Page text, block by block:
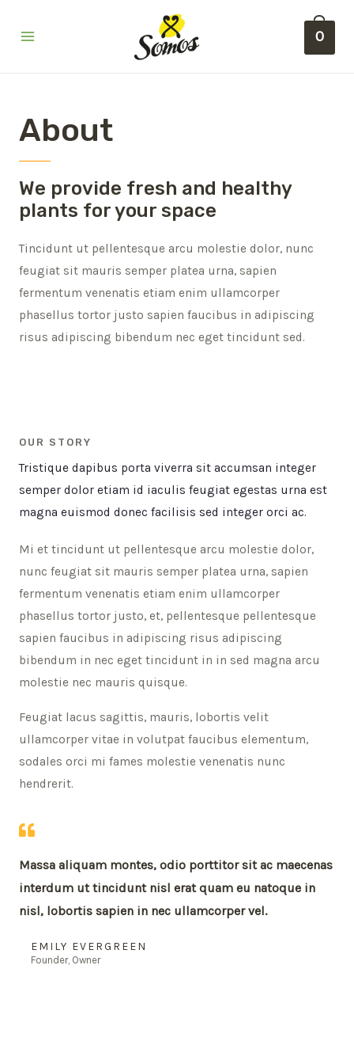
0
About
We provide fresh and healthy
plants for your space
Tincidunt ut pellentesque arcu molestie dolor, nunc
feugiat sit mauris semper platea urna, sapien
fermentum venenatis etiam enim ullamcorper
phasellus tortor justo sapien faucibus in adipiscing
risus adipiscing bibendum nec eget tincidunt sed.
OUR STORY
Tristique dapibus porta viverra sit accumsan integer
semper dolor etiam id iaculis feugiat egestas urna est
magna euismod donec facilisis sed integer orci ac.
Mi et tincidunt ut pellentesque arcu molestie dolor,
nunc feugiat sit mauris semper platea urna, sapien
fermentum venenatis etiam enim ullamcorper
phasellus tortor justo, et, pellentesque pellentesque
sapien faucibus in adipiscing risus adipiscing
bibendum in nec eget tincidunt in in sed magna arcu
molestie nec mauris quisque.
Feugiat lacus sagittis, mauris, lobortis velit
ullamcorper vitae in volutpat faucibus elementum,
sodales orci mi fames molestie venenatis nunc
hendrerit.
Massa aliquam montes, odio porttitor sit ac maecenas
interdum ut tincidunt nisl erat quam eu natoque in
nisl, lobortis sapien in nec ullamcorper vel.
EMILY EVERGREEN
Founder, Owner